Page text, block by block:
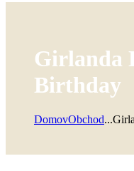
Girlanda
Birthday
DomovObchod...